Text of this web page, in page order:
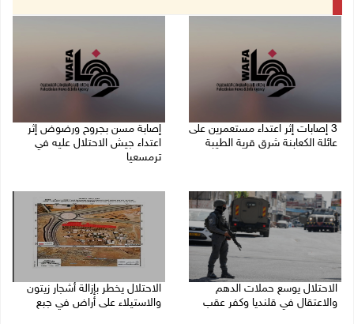
‏3 إصابات إثر اعتداء مستعمرين على
عائلة الكعابنة شرق قرية الطيبة
إصابة مسن بجروح ورضوض إثر
اعتداء جيش الاحتلال عليه في
ترمسعيا
الاحتلال يوسع حملات الدهم
والاعتقال في قلنديا وكفر عقب
الاحتلال يخطر بإزالة أشجار زيتون
والاستيلاء على أراض في جبع